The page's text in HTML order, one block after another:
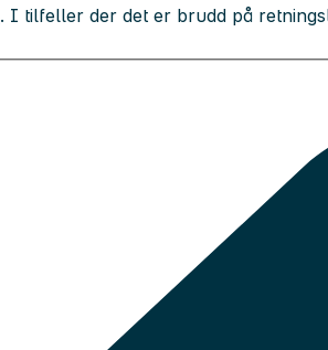
. I tilfeller der det er brudd på